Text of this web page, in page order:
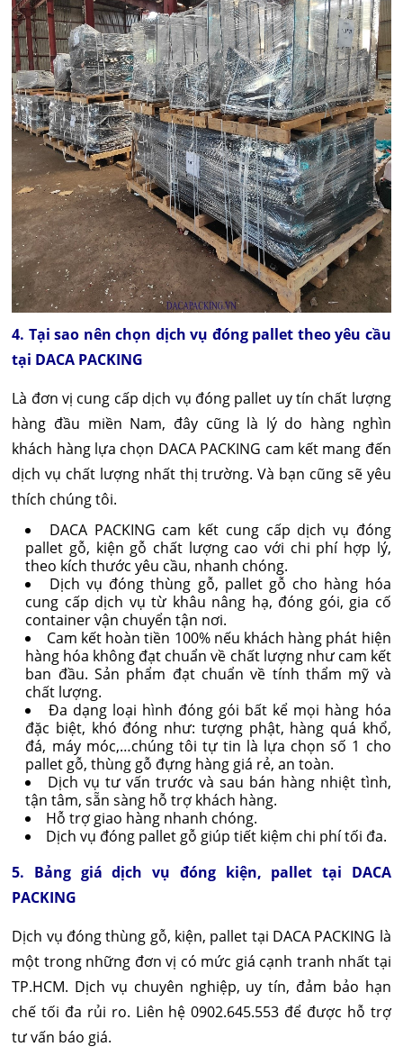
4. Tại sao nên chọn dịch vụ đóng pallet theo yêu cầu
tại DACA PACKING
Là đơn vị cung cấp dịch vụ đóng pallet uy tín chất lượng
hàng đầu miền Nam, đây cũng là lý do hàng nghìn
khách hàng lựa chọn DACA PACKING cam kết mang đến
dịch vụ chất lượng nhất thị trường. Và bạn cũng sẽ yêu
thích chúng tôi.
DACA PACKING cam kết cung cấp dịch vụ đóng
pallet gỗ, kiện gỗ chất lượng cao với chi phí hợp lý,
theo kích thước yêu cầu, nhanh chóng.
Dịch vụ đóng thùng gỗ, pallet gỗ cho hàng hóa
cung cấp dịch vụ từ khâu nâng hạ, đóng gói, gia cố
container vận chuyển tận nơi.
Cam kết hoàn tiền 100% nếu khách hàng phát hiện
hàng hóa không đạt chuẩn về chất lượng như cam kết
ban đầu. Sản phẩm đạt chuẩn về tính thẩm mỹ và
chất lượng.
Đa dạng loại hình đóng gói bất kể mọi hàng hóa
đặc biệt, khó đóng như: tượng phật, hàng quá khổ,
đá, máy móc,…chúng tôi tự tin là lựa chọn số 1 cho
pallet gỗ, thùng gỗ đựng hàng giá rẻ, an toàn.
Dịch vụ tư vấn trước và sau bán hàng nhiệt tình,
tận tâm, sẵn sàng hỗ trợ khách hàng.
Hỗ trợ giao hàng nhanh chóng.
Dịch vụ đóng pallet gỗ giúp tiết kiệm chi phí tối đa.
5. Bảng giá dịch vụ đóng kiện, pallet tại DACA
PACKING
Dịch vụ đóng thùng gỗ, kiện, pallet tại DACA PACKING là
một trong những đơn vị có mức giá cạnh tranh nhất tại
TP.HCM. Dịch vụ chuyên nghiệp, uy tín, đảm bảo hạn
chế tối đa rủi ro. Liên hệ 0902.645.553 để được hỗ trợ
tư vấn báo giá.